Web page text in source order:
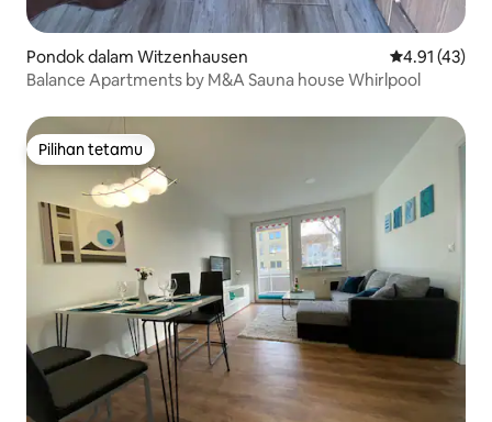
Pondok dalam Witzenhausen Penarafan
4.91 (43)
Balance Apartments by M&A Sauna house Whirlpool
Pilihan tetamu
Pilihan tetamu